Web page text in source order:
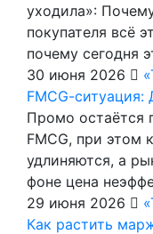
уходила»:
покупателя всё
почему сегодня
30 июня 2026
FMCG-
Промо остаётся
FMCG, при этом
удлиняются, а
фоне цена
29 июня 2026
Как растить